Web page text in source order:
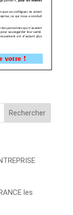
Rechercher
les